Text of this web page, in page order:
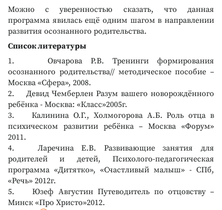
Можно с уверенностью сказать, что данная
программа явилась ещё одним шагом в направлении
развития осознанного родительства.
Список литературы
1. Овчарова Р.В. Тренинги формирования
осознанного родительства// методическое пособие –
Москва «Сфера», 2008.
2. Девид Чемберлен Разум вашего новорождённого
ребёнка - Москва: «Класс»2005г.
3. Калинина О.Г., Холмогорова А.Б. Роль отца в
психическом развитии ребёнка – Москва «Форум»
2011.
4. Ларечина Е.В. Развивающие занятия для
родителей и детей, Психолого-педагогическая
программа «Дитятко», «Счастливый малыш» - СПб,
«Речь» 2012г.
5. Юзеф Августин Путеводитель по отцовству –
Минск «Про Христо»2012.